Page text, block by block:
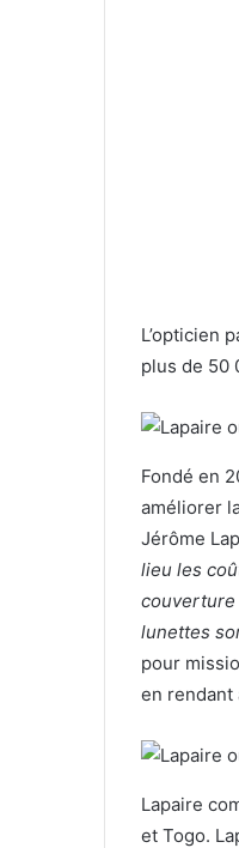
L’opticien
plus de 50
Fondé en
améliorer
Jérôme
lieu les
couverture
lunettes
pour
en rendant
Lapaire
et Togo.